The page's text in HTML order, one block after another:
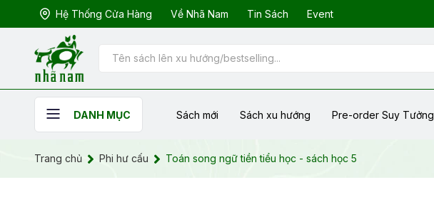
Hệ Thống Cửa Hàng Về Nhã Nam Tin Sách Event
DANH MỤC Sách mới Sách xu hướng Pre-order Suy Tưởng
Trang chủ Phi hư cấu Toán song ngữ tiền tiểu học - sách học 5